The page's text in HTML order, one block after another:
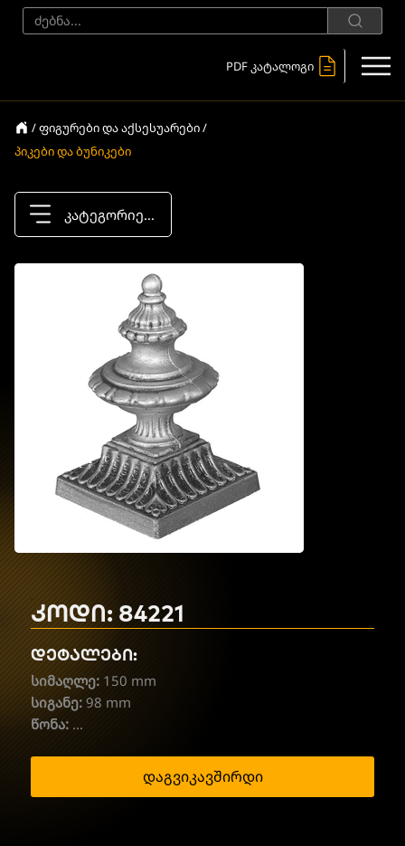
PDF კატალოგი
/ ფიგურები და აქსესუარები /
პიკები და ბუნიკები
კატეგორიები
კოდი: 84221
დეტალები:
სიმაღლე: 150 mm
სიგანე: 98 mm
წონა: ...
დაგვიკავშირდი